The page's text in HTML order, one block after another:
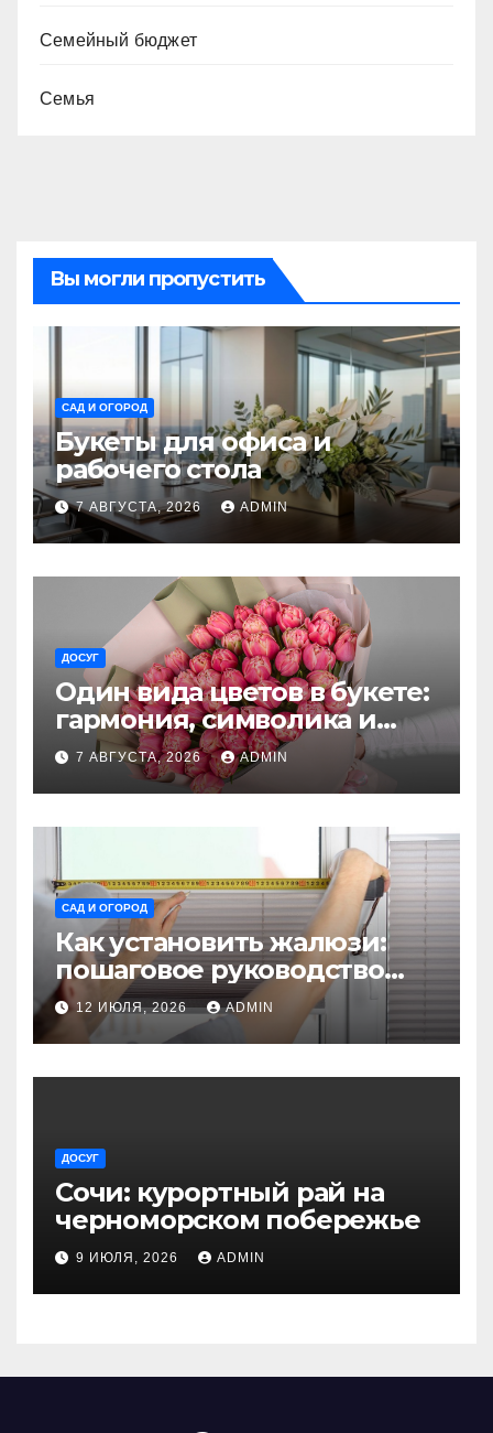
Семейный бюджет
Семья
Вы могли пропустить
САД И ОГОРОД
Букеты для офиса и
рабочего стола
7 АВГУСТА, 2026 ADMIN
ДОСУГ
Один вида цветов в букете:
гармония, символика и
секреты ухода
7 АВГУСТА, 2026 ADMIN
САД И ОГОРОД
Как установить жалюзи:
пошаговое руководство
для начинающих
12 ИЮЛЯ, 2026 ADMIN
ДОСУГ
Сочи: курортный рай на
черноморском побережье
9 ИЮЛЯ, 2026 ADMIN